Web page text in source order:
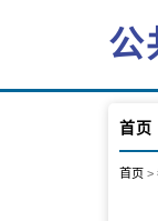
公
首页
首页 >